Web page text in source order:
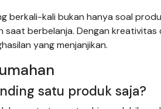
berkali-kali bukan hanya soal
berbelanja. Dengan kreativitas
yang menjanjikan.
satu produk saja?